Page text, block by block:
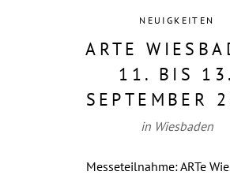
NEUIGKEITEN
ARTE
11. BIS 13.
SEPTEMBER
in Wiesbaden
Messeteilnahme: ARTe